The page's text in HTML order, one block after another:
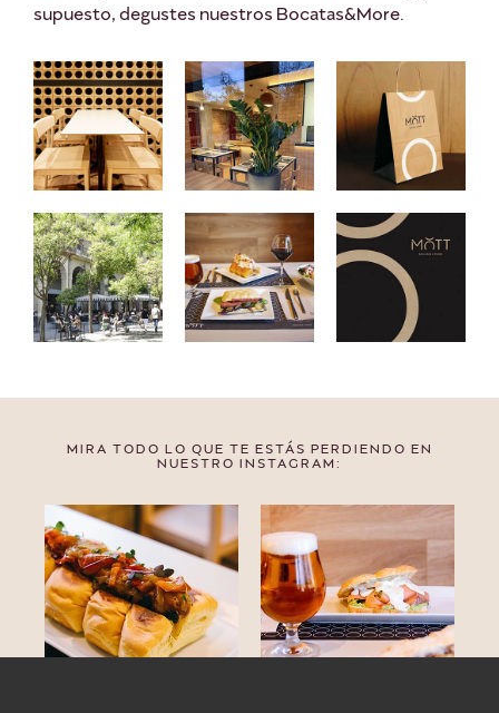
supuesto, degustes nuestros Bocatas&More.
MIRA TODO LO QUE TE ESTÁS PERDIENDO EN
NUESTRO INSTAGRAM: